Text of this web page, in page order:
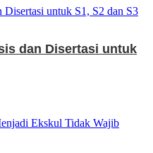
dan Disertasi untuk